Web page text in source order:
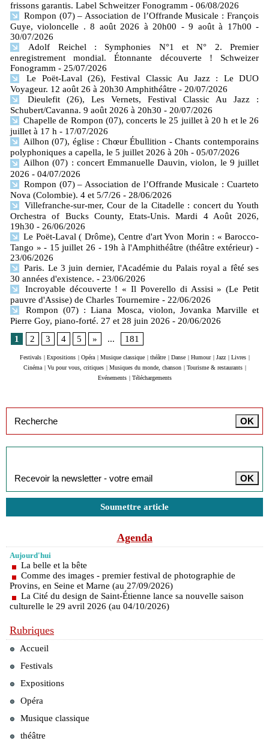
frissons garantis. Label Schweitzer Fonogramm - 06/08/2026
Rompon (07) – Association de l’Offrande Musicale : François
Guye, violoncelle . 8 août 2026 à 20h00 - 9 août à 17h00 -
30/07/2026
Adolf Reichel : Symphonies N°1 et N° 2. Premier
enregistrement mondial. Étonnante découverte ! Schweizer
Fonogramm - 25/07/2026
Le Poët-Laval (26), Festival Classic Au Jazz : Le DUO
Voyageur. 12 août 26 à 20h30 Amphithéâtre - 20/07/2026
Dieulefit (26), Les Vernets, Festival Classic Au Jazz :
Schubert/Cavanna. 9 août 2026 à 20h30 - 20/07/2026
Chapelle de Rompon (07), concerts le 25 juillet à 20 h et le 26
juillet à 17 h - 17/07/2026
Ailhon (07), église : Chœur Ébullition - Chants contemporains
polyphoniques a capella, le 5 juillet 2026 à 20h - 05/07/2026
Ailhon (07) : concert Emmanuelle Dauvin, violon, le 9 juillet
2026 - 04/07/2026
Rompon (07) – Association de l’Offrande Musicale : Cuarteto
Nova (Colombie). 4 et 5/7/26 - 28/06/2026
Villefranche-sur-mer, Cour de la Citadelle : concert du Youth
Orchestra of Bucks County, Etats-Unis. Mardi 4 Août 2026,
19h30 - 26/06/2026
Le Poët-Laval ( Drôme), Centre d'art Yvon Morin : « Barocco-
Tango » - 15 juillet 26 - 19h à l'Amphithéâtre (théâtre extérieur) -
23/06/2026
Paris. Le 3 juin dernier, l'Académie du Palais royal a fêté ses
30 années d'existence. - 23/06/2026
Incroyable découverte ! « Il Poverello di Assisi » (Le Petit
pauvre d'Assise) de Charles Tournemire - 22/06/2026
Rompon (07) : Liana Mosca, violon, Jovanka Marville et
Pierre Goy, piano-forté. 27 et 28 juin 2026 - 20/06/2026
1
2 3 4 5 » ... 181
Festivals | Expositions | Opéra | Musique classique | théâtre | Danse | Humour | Jazz | Livres |
Cinéma | Vu pour vous, critiques | Musiques du monde, chanson | Tourisme & restaurants |
Evénements | Téléchargements
Soumettre article
Agenda
Aujourd'hui
La belle et la bête
Comme des images - premier festival de photographie de
Provins, en Seine et Marne (au 27/09/2026)
La Cité du design de Saint-Étienne lance sa nouvelle saison
culturelle le 29 avril 2026 (au 04/10/2026)
Rubriques
Accueil
Festivals
Expositions
Opéra
Musique classique
théâtre